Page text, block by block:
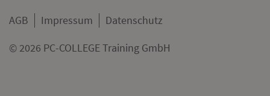
AGB Impressum
Datenschutz
© 2026 PC-COLLEGE Training GmbH